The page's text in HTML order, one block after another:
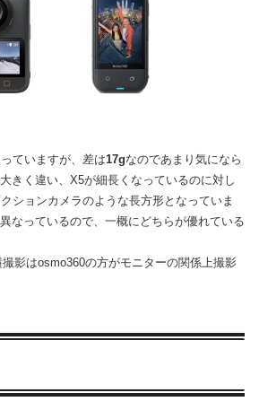
ていますが、差は17gなのであまり気になら
きく違い、X5が細長くなっているのに対し
ションカメラのような長方形となっていま
なっているので、一概にどちらが優れている
影はosmo360の方がモニターの関係上撮影